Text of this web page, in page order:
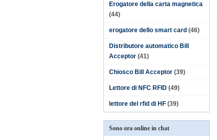
Erogatore della carta magnetica
(44)
erogatore dello smart card (46)
Distributore automatico Bill
Acceptor (41)
Chiosco Bill Acceptor (39)
Lettore di NFC RFID (49)
lettore del rfid di HF (39)
Sono ora online in chat